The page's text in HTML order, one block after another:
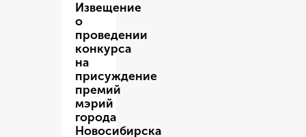
Извещение
о
проведении
конкурса
на
присуждение
премий
мэрий
города
Новосибирска